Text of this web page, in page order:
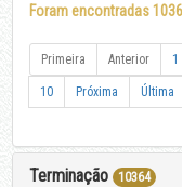
Foram encontradas
Primeira Anterior 1
10 Próxima Última
Terminação 10364